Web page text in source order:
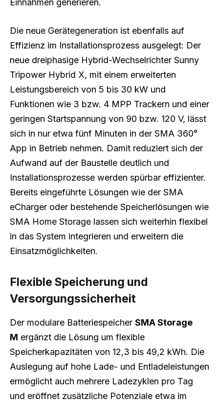
Einnahmen generieren.
Die neue Gerätegeneration ist ebenfalls auf
Effizienz im Installationsprozess ausgelegt: Der
neue dreiphasige Hybrid-Wechselrichter Sunny
Tripower Hybrid X, mit einem erweiterten
Leistungsbereich von 5 bis 30 kW und
Funktionen wie 3 bzw. 4 MPP Trackern und einer
geringen Startspannung von 90 bzw. 120 V, lässt
sich in nur etwa fünf Minuten in der SMA 360°
App in Betrieb nehmen. Damit reduziert sich der
Aufwand auf der Baustelle deutlich und
Installationsprozesse werden spürbar effizienter.
Bereits eingeführte Lösungen wie der SMA
eCharger oder bestehende Speicherlösungen wie
SMA Home Storage lassen sich weiterhin flexibel
in das System integrieren und erweitern die
Einsatzmöglichkeiten.
Flexible Speicherung und
Versorgungssicherheit
Der modulare Batteriespeicher SMA Storage
M ergänzt die Lösung um flexible
Speicherkapazitäten von 12,3 bis 49,2 kWh. Die
Auslegung auf hohe Lade- und Entladeleistungen
ermöglicht auch mehrere Ladezyklen pro Tag
und eröffnet zusätzliche Potenziale etwa im